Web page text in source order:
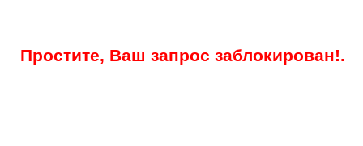
Простите, Ваш запрос заблокирован!.